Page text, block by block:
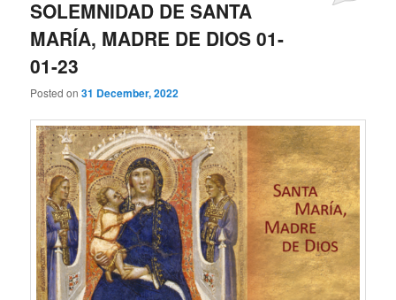
SOLEMNIDAD DE SANTA
MARÍA, MADRE DE DIOS 01-
01-23
Posted on31 December, 2022